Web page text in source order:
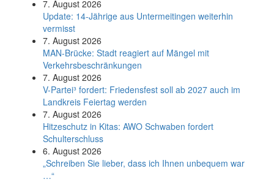
7. August 2026
Update: 14-Jährige aus Untermeitingen weiterhin
vermisst
7. August 2026
MAN-Brücke: Stadt reagiert auf Mängel mit
Verkehrsbeschränkungen
7. August 2026
V-Partei­³ fordert: Friedens­fest soll ab 2027 auch im
Land­kreis Feier­tag werden
7. August 2026
Hitzeschutz in Kitas: AWO Schwaben fordert
Schulterschluss
6. August 2026
„Schreiben Sie lieber, dass ich Ihnen unbequem war
…“